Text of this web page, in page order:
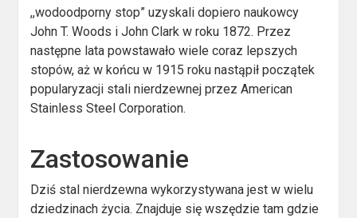
,,wodoodporny stop” uzyskali dopiero naukowcy
John T. Woods i John Clark w roku 1872. Przez
następne lata powstawało wiele coraz lepszych
stopów, aż w końcu w 1915 roku nastąpił początek
popularyzacji stali nierdzewnej przez American
Stainless Steel Corporation.
Zastosowanie
Dziś stal nierdzewna wykorzystywana jest w wielu
dziedzinach życia. Znajduje się wszędzie tam gdzie